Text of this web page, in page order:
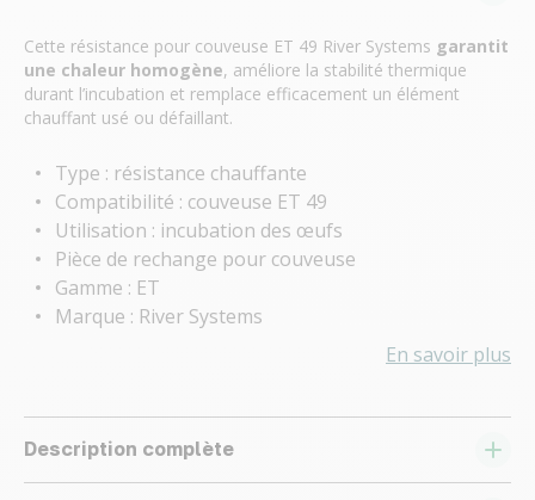
Cette résistance pour couveuse ET 49 River Systems garantit
une chaleur homogène, améliore la stabilité thermique
durant l’incubation et remplace efficacement un élément
chauffant usé ou défaillant.
Type : résistance chauffante
Compatibilité : couveuse ET 49
Utilisation : incubation des œufs
Pièce de rechange pour couveuse
Gamme : ET
Marque : River Systems
En savoir plus
Description complète